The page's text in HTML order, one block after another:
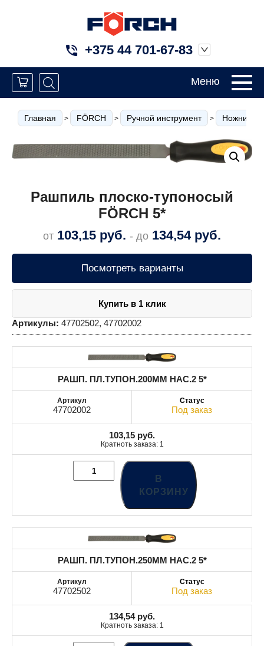
+375 44 701-67-83
Меню
Главная > FÖRCH > Ручной инструмент > Ножницы
Рашпиль плоско-тупоносый
FÖRCH 5*
от 103,15 руб. - до 134,54 руб.
Посмотреть варианты
Купить в 1 клик
Артикулы: 47702502, 47702002
РАШП. ПЛ.ТУПОН.200MM НАС.2 5*
47702002 Под заказ
103,15 руб.
Кратноть заказа: 1
В
КОРЗИНУ
РАШП. ПЛ.ТУПОН.250MM НАС.2 5*
47702502 Под заказ
134,54 руб.
Кратноть заказа: 1